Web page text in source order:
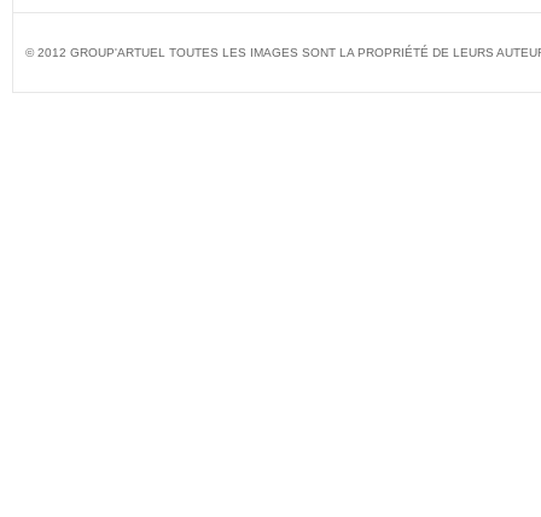
© 2012 GROUP'ARTUEL TOUTES LES IMAGES SONT LA PROPRIÉTÉ DE LEURS